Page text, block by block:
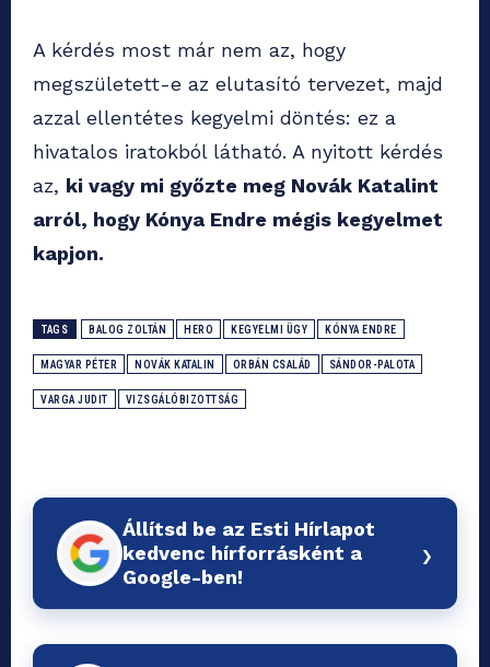
A kérdés most már nem az, hogy
megszületett-e az elutasító tervezet, majd
azzal ellentétes kegyelmi döntés: ez a
hivatalos iratokból látható. A nyitott kérdés
az, ki vagy mi győzte meg Novák Katalint
arról, hogy Kónya Endre mégis kegyelmet
kapjon.
TAGS BALOG ZOLTÁN HERO KEGYELMI ÜGY KÓNYA ENDRE
MAGYAR PÉTER NOVÁK KATALIN ORBÁN CSALÁD SÁNDOR-PALOTA
VARGA JUDIT VIZSGÁLÓBIZOTTSÁG
Állítsd be az Esti Hírlapot
kedvenc hírforrásként a
Google-ben!
›